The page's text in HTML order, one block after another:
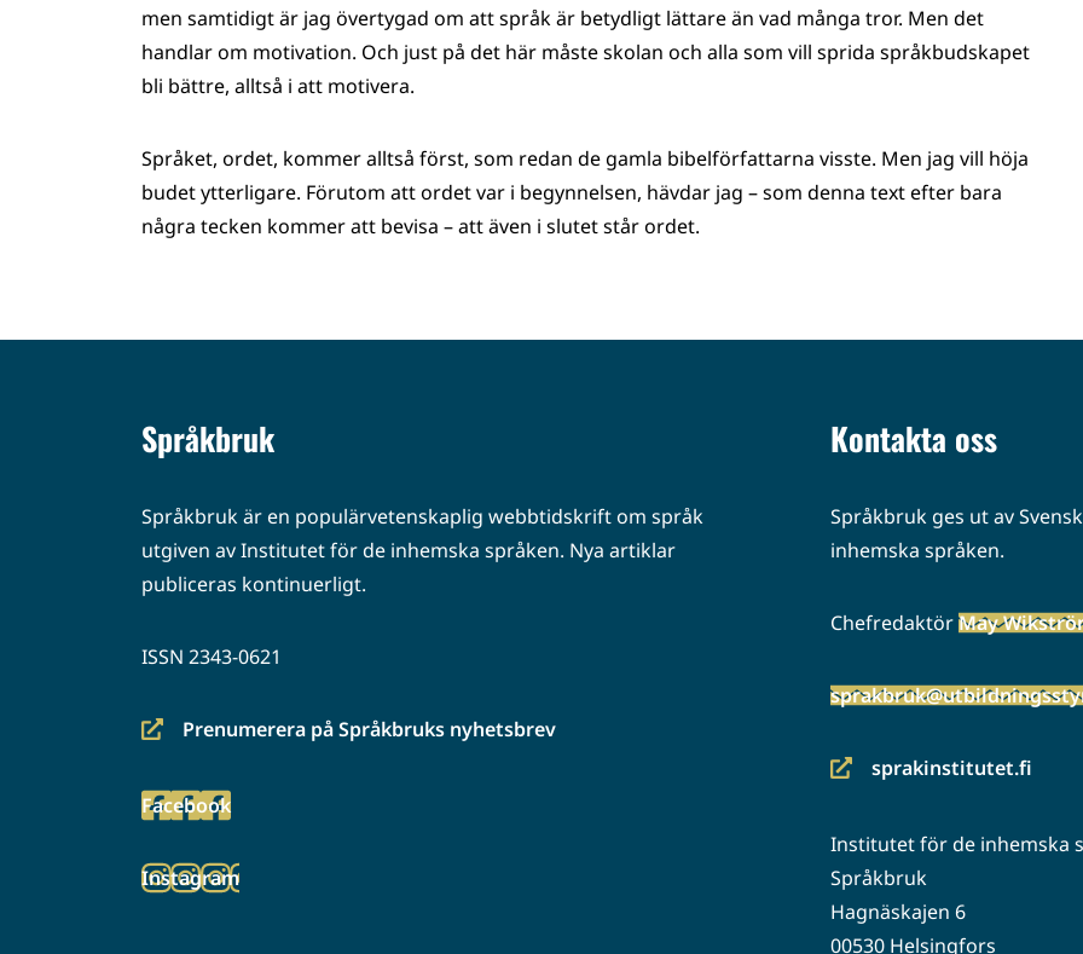
men samtidigt är jag övertygad om att språk är betydligt lättare än vad många tror. Men det
handlar om motivation. Och just på det här måste skolan och alla som vill sprida språkbudskapet
bli bättre, alltså i att motivera.
Språket, ordet, kommer alltså först, som redan de gamla bibelförfattarna visste. Men jag vill höja
budet ytterligare. Förutom att ordet var i begynnelsen, hävdar jag – som denna text efter bara
några tecken kommer att bevisa – att även i slutet står ordet.
Språkbruk
Språkbruk är en populärvetenskaplig webbtidskrift om språk
utgiven av Institutet för de inhemska språken. Nya artiklar
publiceras kontinuerligt.
ISSN 2343-0621
Prenumerera på Språkbruks nyhetsbrev
(siirryt
palveluun)
Facebook
(siirryt
palveluun)
Instagram
(siirryt
Kontakta oss
Språkbruk ges ut av
inhemska språken.
ChefredaktörMay
sprakinstitutet.fi
(siirryt
palveluun)
Institutet för de inhemska
Språkbruk
Hagnäskajen 6
00530 Helsingfors